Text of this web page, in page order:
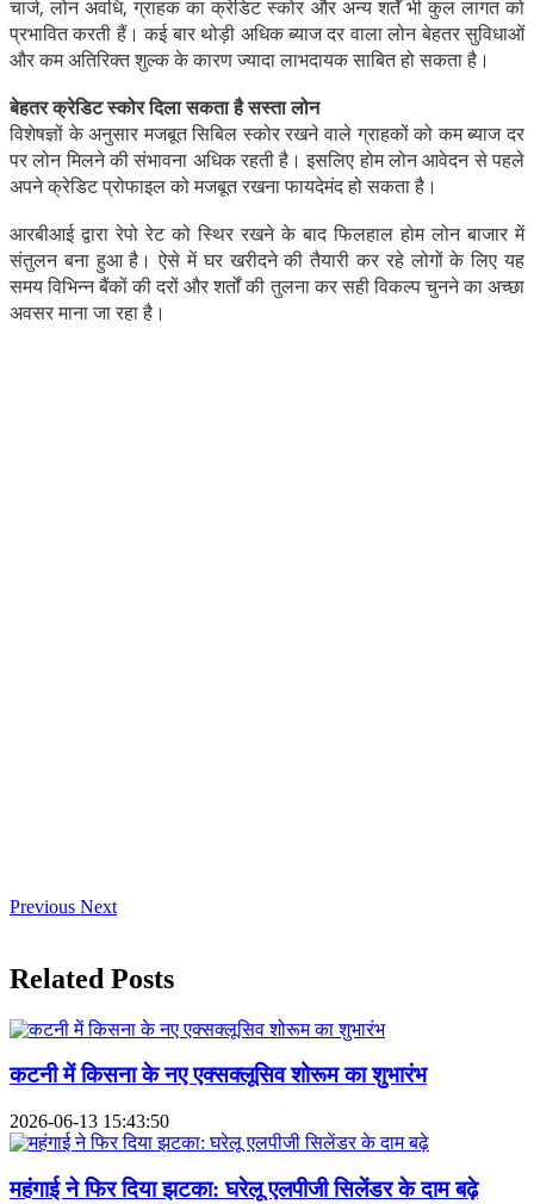
चार्ज, लोन अवधि, ग्राहक का क्रेडिट स्कोर और अन्य शर्तें भी कुल लागत को
प्रभावित करती हैं। कई बार थोड़ी अधिक ब्याज दर वाला लोन बेहतर सुविधाओं
और कम अतिरिक्त शुल्क के कारण ज्यादा लाभदायक साबित हो सकता है।
बेहतर क्रेडिट स्कोर दिला सकता है सस्ता लोन
विशेषज्ञों के अनुसार मजबूत सिबिल स्कोर रखने वाले ग्राहकों को कम ब्याज दर
पर लोन मिलने की संभावना अधिक रहती है। इसलिए होम लोन आवेदन से पहले
अपने क्रेडिट प्रोफाइल को मजबूत रखना फायदेमंद हो सकता है।
आरबीआई द्वारा रेपो रेट को स्थिर रखने के बाद फिलहाल होम लोन बाजार में
संतुलन बना हुआ है। ऐसे में घर खरीदने की तैयारी कर रहे लोगों के लिए यह
समय विभिन्न बैंकों की दरों और शर्तों की तुलना कर सही विकल्प चुनने का अच्छा
अवसर माना जा रहा है।
Previous Next
Related Posts
कटनी में किसना के नए एक्सक्लूसिव शोरूम का शुभारंभ
2026-06-13 15:43:50
महंगाई ने फिर दिया झटका: घरेलू एलपीजी सिलेंडर के दाम बढ़े